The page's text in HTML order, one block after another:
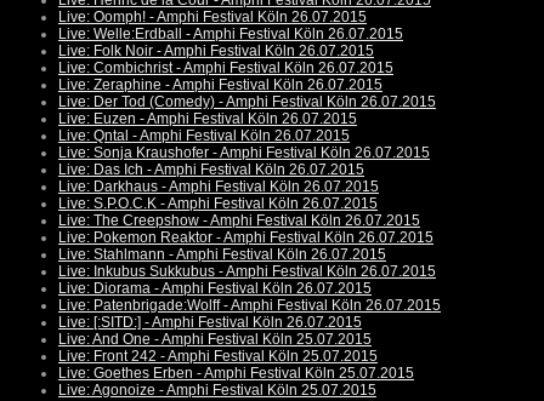
Live: Oomph! - Amphi Festival Köln 26.07.2015
Live: Welle:Erdball - Amphi Festival Köln 26.07.2015
Live: Folk Noir - Amphi Festival Köln 26.07.2015
Live: Combichrist - Amphi Festival Köln 26.07.2015
Live: Zeraphine - Amphi Festival Köln 26.07.2015
Live: Der Tod (Comedy) - Amphi Festival Köln 26.07.2015
Live: Euzen - Amphi Festival Köln 26.07.2015
Live: Qntal - Amphi Festival Köln 26.07.2015
Live: Sonja Kraushofer - Amphi Festival Köln 26.07.2015
Live: Das Ich - Amphi Festival Köln 26.07.2015
Live: Darkhaus - Amphi Festival Köln 26.07.2015
Live: S.P.O.C.K - Amphi Festival Köln 26.07.2015
Live: The Creepshow - Amphi Festival Köln 26.07.2015
Live: Pokemon Reaktor - Amphi Festival Köln 26.07.2015
Live: Stahlmann - Amphi Festival Köln 26.07.2015
Live: Inkubus Sukkubus - Amphi Festival Köln 26.07.2015
Live: Diorama - Amphi Festival Köln 26.07.2015
Live: Patenbrigade:Wolff - Amphi Festival Köln 26.07.2015
Live: [:SITD:] - Amphi Festival Köln 26.07.2015
Live: And One - Amphi Festival Köln 25.07.2015
Live: Front 242 - Amphi Festival Köln 25.07.2015
Live: Goethes Erben - Amphi Festival Köln 25.07.2015
Live: Agonoize - Amphi Festival Köln 25.07.2015